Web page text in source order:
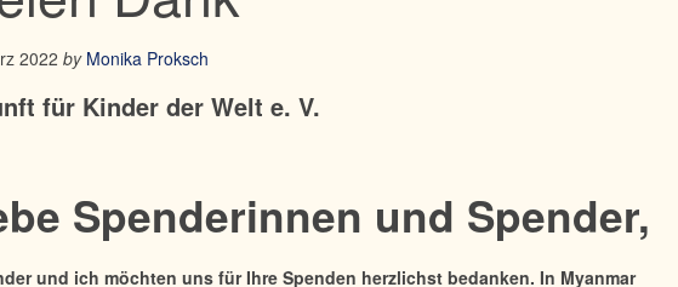
2022 by Monika Proksch
für Kinder der Welt e. V.
Spenderinnen und Spender,
und ich möchten uns für Ihre Spenden herzlichst bedanken. In Myanmar